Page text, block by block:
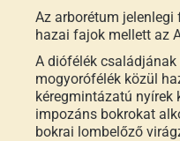
Az arborétum
hazai fajok mellett az
A diófélék
mogyorófélék közül
kéregmintázatú nyírek
impozáns bokrokat
bokrai lombelőző